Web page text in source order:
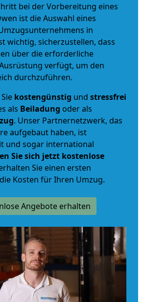
bei der Vorbereitung eines
ist die Auswahl eines
in
wichtig, sicherzustellen, dass
über die erforderliche
verfügt, um den
durchzuführen.
kostengünstig und stressfrei
als Beiladung oder als
. Unser Partnernetzwerk, das
aufgebaut haben, ist
und sogar international
Sie sich jetzt kostenlose
Sie einen ersten
Kosten für Ihren Umzug.
Angebote erhalten